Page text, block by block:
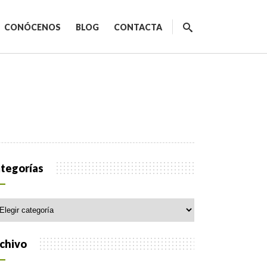
de trabajo
CONÓCENOS BLOG CONTACTA